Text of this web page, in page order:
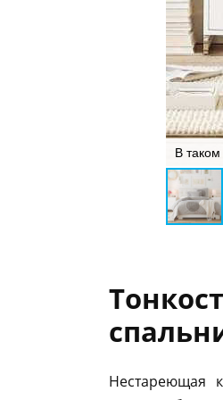
В
Нестареющая